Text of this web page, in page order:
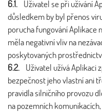
6.1. Uživatel se při užívání
důsledkem by byl přenos
porucha fungování Aplikace
měla negativní vliv na
poskytovaných
6.2. Uživatel užívá Aplikaci
bezpečnost jeho vlastní ani
pravidla silničního provozu
na pozemních